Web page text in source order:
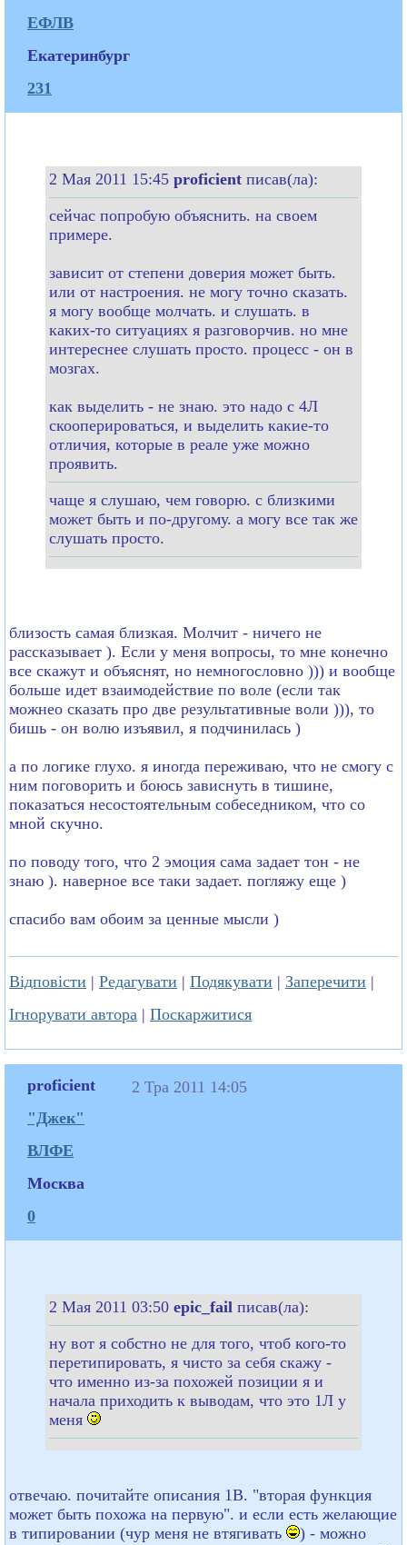
ЕФЛВ
Екатеринбург
231
2 Мая 2011 15:45 proficient писав(ла):
сейчас попробую объяснить. на своем
примере.
зависит от степени доверия может быть.
или от настроения. не могу точно сказать.
я могу вообще молчать. и слушать. в
каких-то ситуациях я разговорчив. но мне
интереснее слушать просто. процесс - он в
мозгах.
как выделить - не знаю. это надо с 4Л
скооперироваться, и выделить какие-то
отличия, которые в реале уже можно
проявить.
чаще я слушаю, чем говорю. с близкими
может быть и по-другому. а могу все так же
слушать просто.
близость самая близкая. Молчит - ничего не
рассказывает ). Если у меня вопросы, то мне конечно
все скажут и объяснят, но немногословно ))) и вообще
больше идет взаимодействие по воле (если так
можнео сказать про две результативные воли ))), то
бишь - он волю изъявил, я подчинилась )
а по логике глухо. я иногда переживаю, что не смогу с
ним поговорить и боюсь зависнуть в тишине,
показаться несостоятельным собеседником, что со
мной скучно.
по поводу того, что 2 эмоция сама задает тон - не
знаю ). наверное все таки задает. погляжу еще )
спасибо вам обоим за ценные мысли )
Відповісти | Редагувати | Подякувати | Заперечити |
Ігнорувати автора | Поскаржитися
proficient
"Джек"
ВЛФЕ
Москва
0
2 Тра 2011 14:05
2 Мая 2011 03:50 epic_fail писав(ла):
ну вот я собстно не для того, чтоб кого-то
перетипировать, я чисто за себя скажу -
что именно из-за похожей позиции я и
начала приходить к выводам, что это 1Л у
меня
отвечаю. почитайте описания 1В. "вторая функция
может быть похожа на первую". и если есть желающие
в типировании (чур меня не втягивать
) - можно